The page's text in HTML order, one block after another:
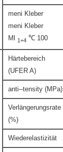
meni Kleber
meni Kleber
Ml
1+4 ℃ 100
Härtebereich
(UFER A)
anti--tensity (MPa)
Verlängerungsrate
(%)
Wiederelastizität